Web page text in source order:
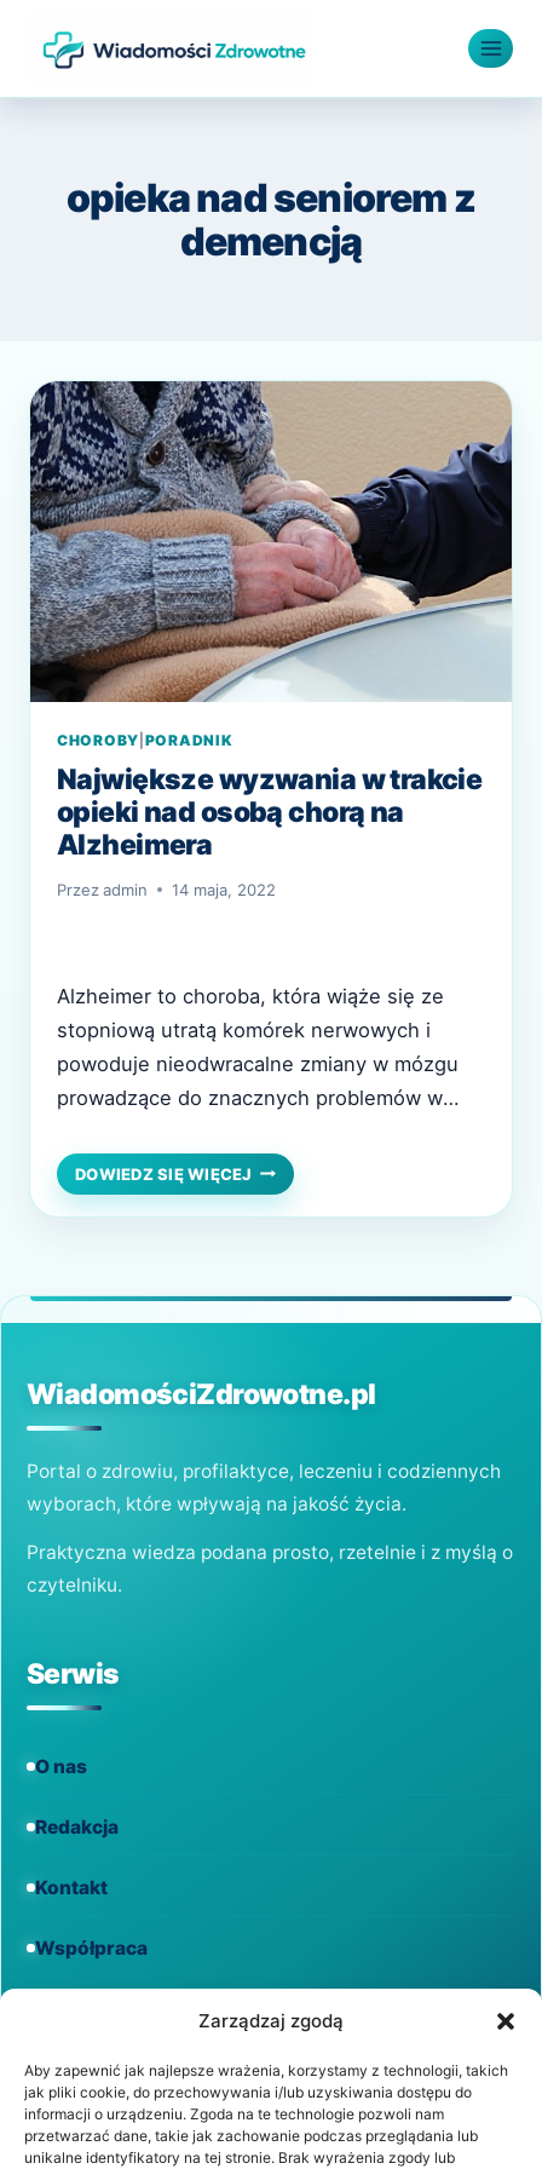
Zarządzaj zgodą
Aby zapewnić jak najlepsze wrażenia, korzystamy z technologii, takich
jak pliki cookie, do przechowywania i/lub uzyskiwania dostępu do
informacji o urządzeniu. Zgoda na te technologie pozwoli nam
przetwarzać dane, takie jak zachowanie podczas przeglądania lub
unikalne identyfikatory na tej stronie. Brak wyrażenia zgody lub
opieka nad seniorem z
demencją
CHOROBY PORADNIK
Największe wyzwania w trakcie
opieki nad osobą chorą na
Alzheimera
Przezadmin 14 maja, 2022
Alzheimer to choroba, która wiąże się ze
stopniową utratą komórek nerwowych i
powoduje nieodwracalne zmiany w mózgu
prowadzące do znacznych problemów w
chore na alzheimera wymagają stałej opieki i
to często przez 24 h na dobę, a opiekun
w każdej…
DOWIEDZ SIĘ WIĘCEJ NAJWIĘKSZE
WYZWANIA
W
ALZHEIMERA
WiadomościZdrowotne.pl
Portal o zdrowiu, profilaktyce, leczeniu i codziennych
wyborach, które wpływają na jakość życia.
Praktyczna wiedza podana prosto, rzetelnie i z myślą o
czytelniku.
Serwis
O nas
Redakcja
Kontakt
Współpraca
Regulamin